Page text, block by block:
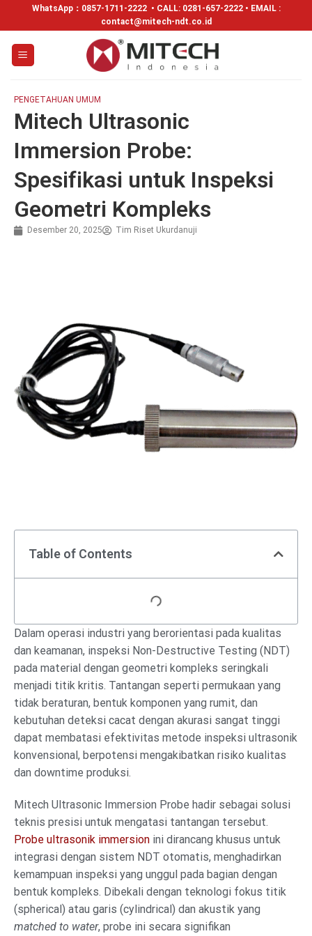
WhatsApp： 0857-1711-2222 • CALL: 0281-657-2222 • EMAIL :
contact@mitech-ndt.co.id
PENGETAHUAN UMUM
Mitech Ultrasonic
Immersion Probe:
Spesifikasi untuk Inspeksi
Geometri Kompleks
Desember 20, 2025 Tim Riset Ukurdanuji
Table of Contents
Dalam operasi industri yang berorientasi pada kualitas
dan keamanan, inspeksi Non-Destructive Testing (NDT)
pada material dengan geometri kompleks seringkali
menjadi titik kritis. Tantangan seperti permukaan yang
tidak beraturan, bentuk komponen yang rumit, dan
kebutuhan deteksi cacat dengan akurasi sangat tinggi
dapat membatasi efektivitas metode inspeksi ultrasonik
konvensional, berpotensi mengakibatkan risiko kualitas
dan downtime produksi.
Mitech Ultrasonic Immersion Probe hadir sebagai solusi
teknis presisi untuk mengatasi tantangan tersebut.
Probe ultrasonik immersion ini dirancang khusus untuk
integrasi dengan sistem NDT otomatis, menghadirkan
kemampuan inspeksi yang unggul pada bagian dengan
bentuk kompleks. Dibekali dengan teknologi fokus titik
(spherical) atau garis (cylindrical) dan akustik yang
matched to water, probe ini secara signifikan